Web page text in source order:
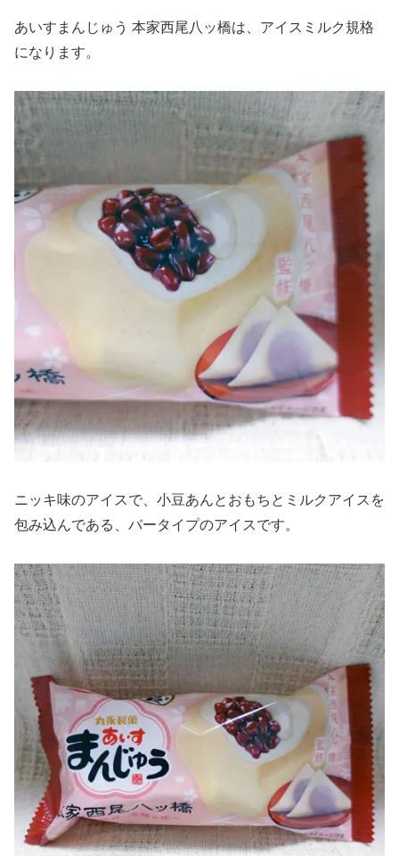
あいすまんじゅう 本家西尾八ッ橋は、アイスミルク規格
になります。
ニッキ味のアイスで、小豆あんとおもちとミルクアイスを
包み込んである、バータイプのアイスです。